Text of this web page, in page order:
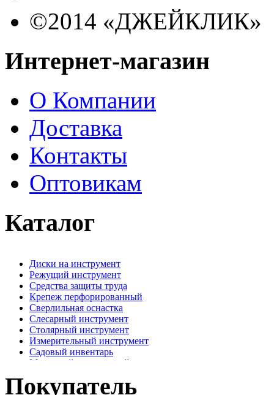
©2014 «ДЖЕЙКЛИК»
Интернет-магазин
О Компании
Доставка
Контакты
Оптовикам
Каталог
Диски на инструмент
Режущий инструмент
Средства защиты труда
Крепеж перфорированный
Сверлильная оснастка
Слесарный инструмент
Столярный инструмент
Измерительный инструмент
Садовый инвентарь
Малярный, отделочный инструмент
Наждачная бумага
Покупатель